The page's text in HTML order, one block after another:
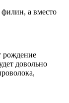
филин, а вместо
рождение
довольно